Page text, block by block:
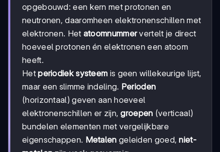
opgebouwd: een kern met protonen en
neutronen, daaromheen elektronenschillen met
elektronen. Het atoomnummervertelt je direct
hoeveel protonen én elektronen een atoom
heeft.
Hetperiodiek systeem is geen willekeurige lijst,
maar een slimme indeling. Perioden
(horizontaal) geven aan hoeveel
elektronenschillen er zijn,groepen (verticaal)
bundelen elementen met vergelijkbare
eigenschappen. Metalen geleiden goed,niet-